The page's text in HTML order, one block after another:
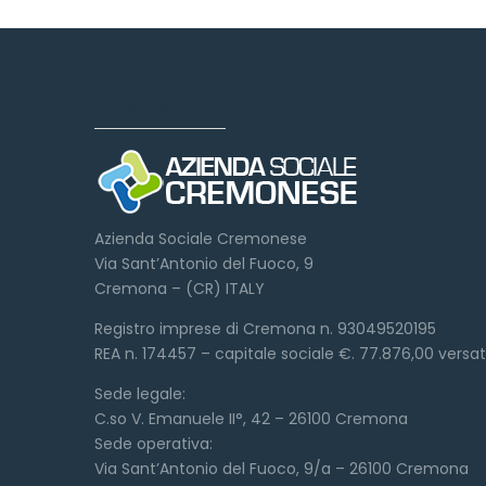
Azienda Sociale Cremonese
Via Sant’Antonio del Fuoco, 9
Cremona – (CR) ITALY
Registro imprese di Cremona n. 93049520195
REA n. 174457 – capitale sociale €. 77.876,00
Sede legale:
C.so V. Emanuele II°, 42 – 26100 Cremona
Sede operativa:
Via Sant’Antonio del Fuoco, 9/a – 26100 Cremona